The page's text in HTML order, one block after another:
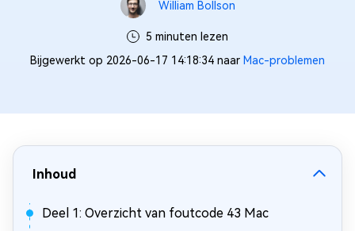
William Bollson
5 minuten lezen
Bijgewerkt op 2026-06-17 14:18:34 naar Mac-problemen
Inhoud
Deel 1: Overzicht van foutcode 43 Mac